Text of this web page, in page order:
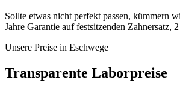
Sollte etwas nicht perfekt passen, kümmern
Jahre Garantie auf festsitzenden Zahnersatz,
Unsere Preise in Eschwege
Transparente Laborpreise